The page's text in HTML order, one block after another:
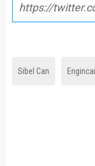
https://
Sibel Can